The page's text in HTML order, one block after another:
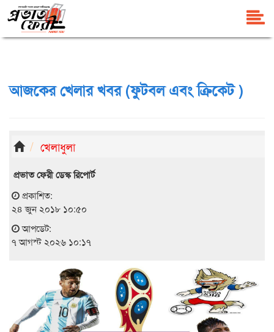
আজকের খেলার খবর (ফুটবল এবং ক্রিকেট )
খেলাধুলা
প্রভাত ফেরী ডেস্ক রিপোর্ট
প্রকাশিত:
২৪ জুন ২০১৮ ১০:৫০
আপডেট:
৭ আগস্ট ২০২৬ ১০:১৭